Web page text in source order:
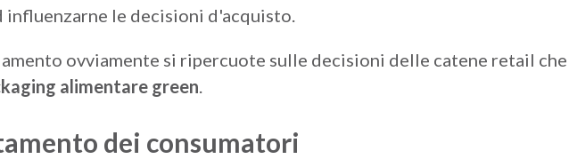
influenzarne le decisioni d'acquisto.
ovviamente si ripercuote sulle decisioni delle catene retail
alimentare green.
dei consumatori